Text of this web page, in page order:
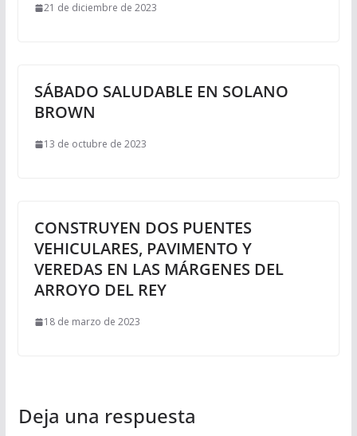
21 de diciembre de 2023
SÁBADO SALUDABLE EN SOLANO
BROWN
13 de octubre de 2023
CONSTRUYEN DOS PUENTES
VEHICULARES, PAVIMENTO Y
VEREDAS EN LAS MÁRGENES DEL
ARROYO DEL REY
18 de marzo de 2023
Deja una respuesta